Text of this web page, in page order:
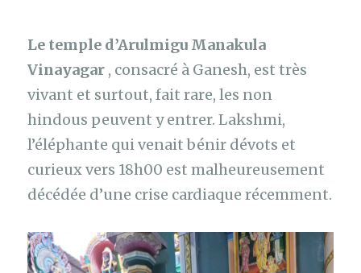
Le temple d’Arulmigu Manakula
Vinayagar , consacré à Ganesh, est très
vivant et surtout, fait rare, les non
hindous peuvent y entrer. Lakshmi,
l’éléphante qui venait bénir dévots et
curieux vers 18h00 est malheureusement
décédée d’une crise cardiaque récemment.